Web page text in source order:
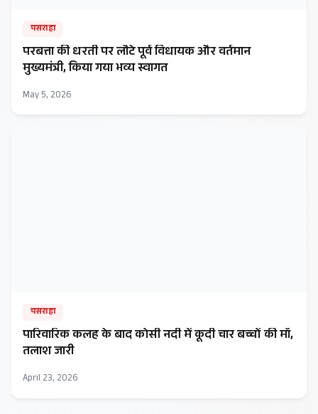
पसराहा
परबत्ता की धरती पर लौटे पूर्व विधायक और वर्तमान
मुख्यमंत्री, किया गया भव्य स्वागत
May 5, 2026
पसराहा
​पारिवारिक कलह के बाद कोसी नदी में कूदी चार बच्चों की माँ,
तलाश जारी
April 23, 2026